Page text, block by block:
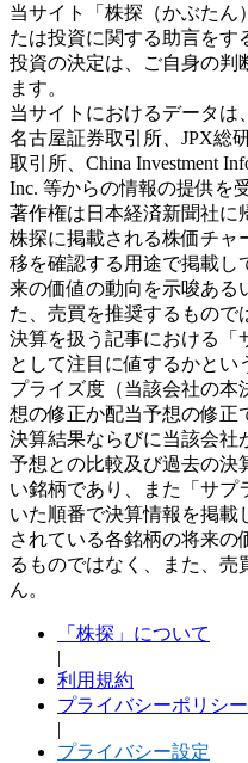
当サイト「株探（かぶたん
たは投資に関する助言をす
投資の決定は、ご自身の判
ます。
当サイトにおけるデータは
名古屋証券取引所、JPX総
取引所、China Investment
Inc. 等からの情報の提供を
著作権は日本経済新聞社に
株探に掲載される株価チャ
移を確認する用途で掲載し
来の価値の動向を示唆ある
た、売買を推奨するもので
決算を扱う記事における「
として注目に値するかとい
プライズ度（当該会社の本
想の修正か配当予想の修正
決算結果ならびに当該会社
予想との比較及び過去の決
い銘柄であり、また「サプ
いた順番で決算情報を掲載
されている各銘柄の将来の
るものではなく、また、
ん。
「株探」について
|
利用規約
プライバシーポリシー
|
プライバシー設定